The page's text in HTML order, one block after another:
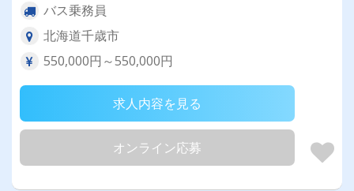
バス乗務員
北海道千歳市
550,000円～550,000円
求人内容を見る
オンライン応募